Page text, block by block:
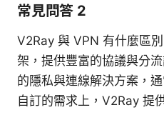
常見問答 2
V2Ray 與 VPN 有什麼區
架，提供豐富的協議與分
的隱私與連線解決方案，
自訂的需求上，V2Ray 提